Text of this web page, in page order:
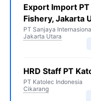
Export Import
Fishery, Jakarta
PT Sanjaya
Jakarta Utara
HRD Staff PT
PT Katolec Indonesia
Cikarang